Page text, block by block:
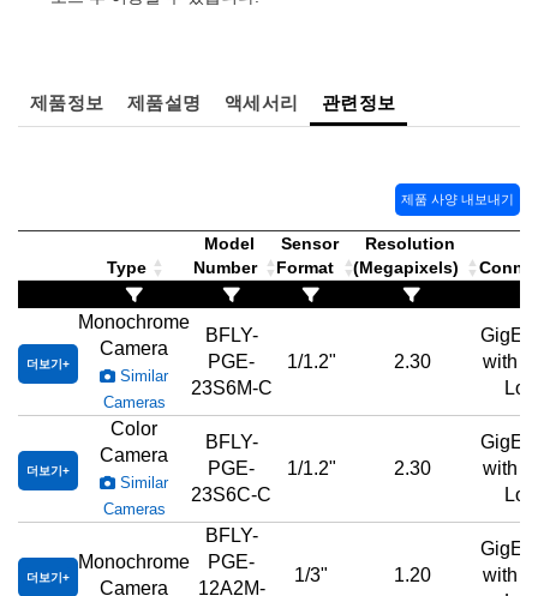
제품정보 제품설명 액세서리 관련정보
제품 사양 내보내기
Type
Model
Number
Sensor
Format
Resolution
(Megapixels)
더보기
Monochrome
Camera
Similar
Cameras
BFLY-
PGE-
23S6M-C
1/1.2" 2.30
GigE,
with
더보기
Color
Camera
Similar
Cameras
BFLY-
PGE-
23S6C-C
1/1.2" 2.30
GigE,
with
더보기
Monochrome
Camera
BFLY-
PGE-
12A2M-
1/3" 1.20
GigE,
with